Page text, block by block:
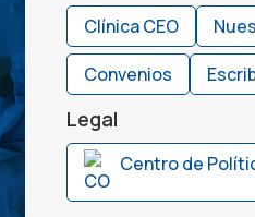
Clínica CEO
Convenios
Legal
Centro de